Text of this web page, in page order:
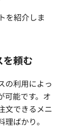
を紹介しま
を頼む
の利用によっ
可能です。オ
文できるメニ
ばかり。